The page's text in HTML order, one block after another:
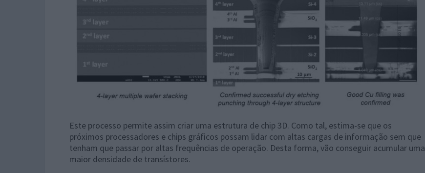
Este processo permite assim criar uma estrutura de chip 3D. Como tal, estima-se que os
próximos processadores e chips gráficos possam lidar com altas cargas de informação sem que
tenham que passar por altas frequências de operação. Desta forma, vão conseguir acumular uma
maior densidade de transístores.